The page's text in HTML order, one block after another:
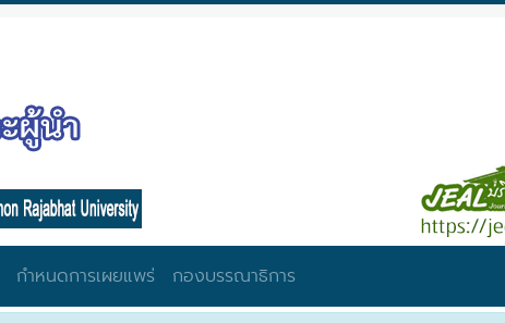
กำหนดการเผยแพร่ กองบรรณาธิการ